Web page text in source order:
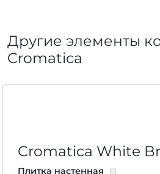
Другие элементы
Cromatica
Cromatica White
Плитка настенная